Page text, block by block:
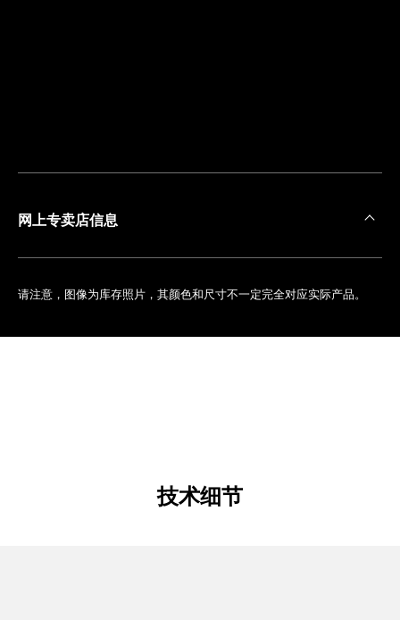
网上专卖店信息
请注意，图像为库存照片，其颜色和尺寸不一定完全对应实际产品。
技术细节